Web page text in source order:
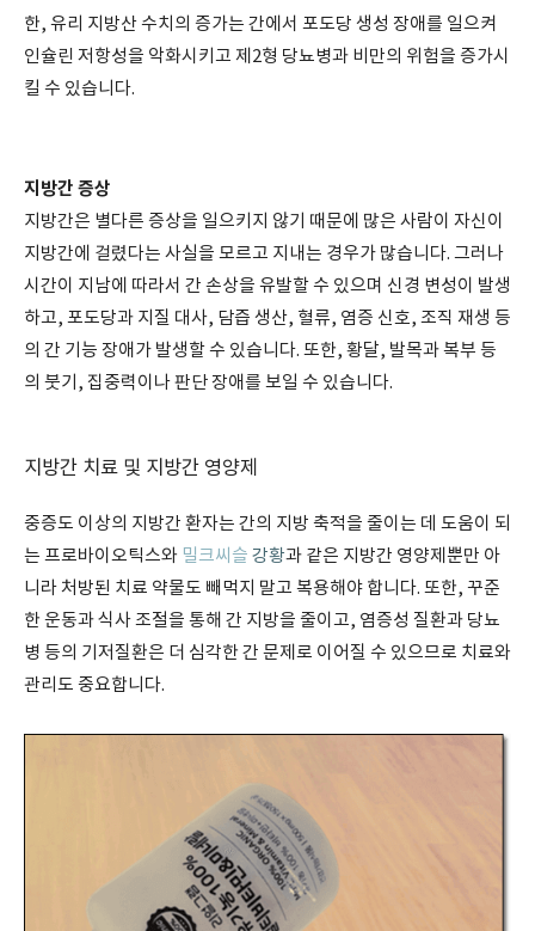
한, 유리 지방산 수치의 증가는 간에서 포도당 생성 장애를 일으켜
인슐린 저항성을 악화시키고 제2형 당뇨병과 비만의 위험을 증가시
킬 수 있습니다.
지방간 증상
지방간은 별다른 증상을 일으키지 않기 때문에 많은 사람이 자신이
지방간에 걸렸다는 사실을 모르고 지내는 경우가 많습니다. 그러나
시간이 지남에 따라서 간 손상을 유발할 수 있으며 신경 변성이 발생
하고, 포도당과 지질 대사, 담즙 생산, 혈류, 염증 신호, 조직 재생 등
의 간 기능 장애가 발생할 수 있습니다. 또한, 황달, 발목과 복부 등
의 붓기, 집중력이나 판단 장애를 보일 수 있습니다.
지방간 치료 및 지방간 영양제
중증도 이상의 지방간 환자는 간의 지방 축적을 줄이는 데 도움이 되
는 프로바이오틱스와 밀크씨슬 강황과 같은 지방간 영양제뿐만 아
니라 처방된 치료 약물도 빼먹지 말고 복용해야 합니다. 또한, 꾸준
한 운동과 식사 조절을 통해 간 지방을 줄이고, 염증성 질환과 당뇨
병 등의 기저질환은 더 심각한 간 문제로 이어질 수 있으므로 치료와
관리도 중요합니다.